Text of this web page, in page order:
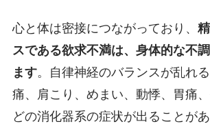
心と体は密接につながっており、
スである欲求不満は、身体的な不
ます。自律神経のバランスが乱れ
痛、肩こり、めまい、動悸、胃痛
どの消化器系の症状が出ることがあ